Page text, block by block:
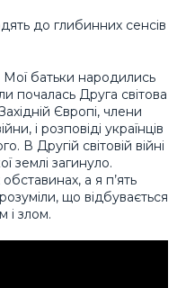
до глибинних сенсів
Мої батьки народились
почалась Друга світова
Європі, члени
і розповіді українців
В Другій світовій війні
землі загинуло.
а я п’ять
що відбувається
і злом.